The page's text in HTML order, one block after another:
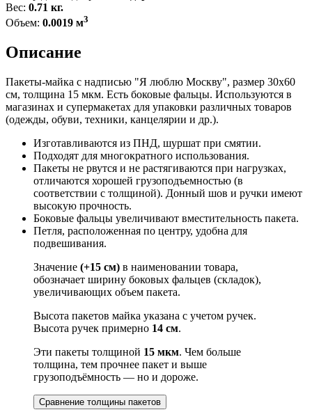
Вес: 0.71 кг.
Объем: 0.0019 м3
Описание
Пакеты-майка с надписью "Я люблю Москву", размер 30x60
см, толщина 15 мкм. Есть боковые фальцы. Используются в
магазинах и супермакетах для упаковки различных товаров
(одежды, обуви, техники, канцелярии и др.).
Изготавливаются из ПНД, шуршат при смятии.
Подходят для многократного использования.
Пакеты не рвутся и не растягиваются при нагрузках,
отличаются хорошей грузоподъемностью (в
соответствии с толщиной). Донный шов и ручки имеют
высокую прочность.
Боковые фальцы увеличивают вместительность пакета.
Петля, расположенная по центру, удобна для
подвешивания.
Значение (+15 см) в наименовании товара,
обозначает ширину боковых фальцев (складок),
увеличивающих объем пакета.
Высота пакетов майка указана с учетом ручек.
Высота ручек примерно 14 см.
Эти пакеты толщиной 15 мкм. Чем больше
толщина, тем прочнее пакет и выше
грузоподъёмность — но и дороже.
Сравнение толщины пакетов